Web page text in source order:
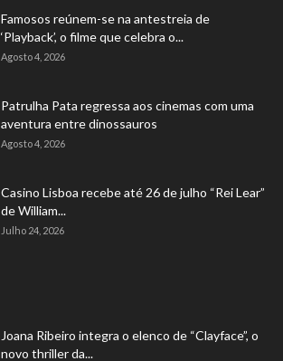
Famosos reúnem-se na antestreia de
‘Playback’, o filme que celebra o...
Agosto 4, 2026
Patrulha Pata regressa aos cinemas com uma
aventura entre dinossauros
Agosto 4, 2026
Casino Lisboa recebe até 26 de julho “Rei Lear”
de William...
Julho 24, 2026
Joana Ribeiro integra o elenco de “Clayface”, o
novo thriller da...